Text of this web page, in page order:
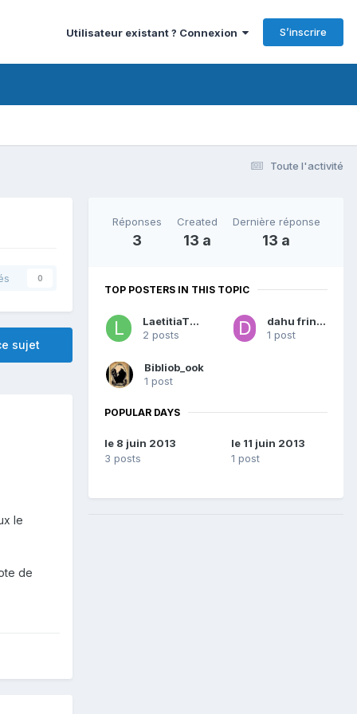
Utilisateur existant ? Connexion S’inscrire
Toute l'activité
0
sujet
le
de
Réponses
3
Created
13 a
Dernière réponse
13 a
TOP POSTERS IN THIS TOPIC
LaetitiaTita
2 posts
dahu fringant
1 post
Bibliob_ook
1 post
POPULAR DAYS
le 8 juin 2013
3 posts
le 11 juin 2013
1 post